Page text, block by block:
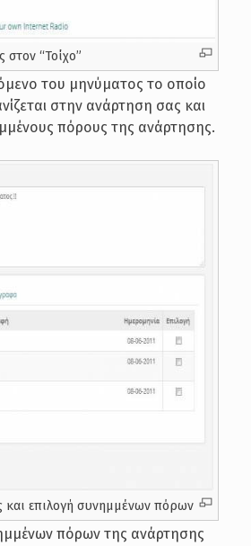
“Τοίχο”
του μηνύματος το οποίο
στην ανάρτηση σας και
πόρους της ανάρτησης.
και επιλογή συνημμένων πόρων
πόρων της ανάρτησης